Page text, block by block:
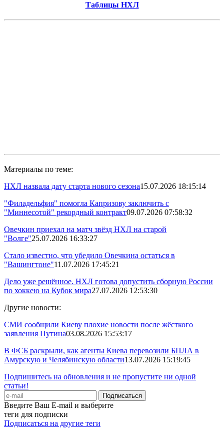
Таблицы НХЛ
Материалы по теме:
НХЛ назвала дату старта нового сезона15.07.2026 18:15:14
"Филадельфия" помогла Капризову заключить с
"Миннесотой" рекордный контракт09.07.2026 07:58:32
Овечкин приехал на матч звёзд НХЛ на старой
"Волге"25.07.2026 16:33:27
Стало известно, что убедило Овечкина остаться в
"Вашингтоне"11.07.2026 17:45:21
Дело уже решённое. НХЛ готова допустить сборную России
по хоккею на Кубок мира27.07.2026 12:53:30
Другие новости:
СМИ сообщили Киеву плохие новости после жёсткого
заявления Путина03.08.2026 15:53:17
В ФСБ раскрыли, как агенты Киева перевозили БПЛА в
Амурскую и Челябинскую области13.07.2026 15:19:45
Подпишитесь на обновления и не пропустите ни одной
статьи!
Введите Ваш E-mail и выберите
теги для подписки
Подписаться на другие теги